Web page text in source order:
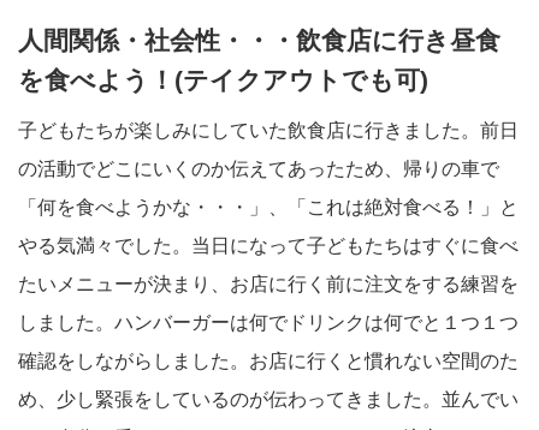
人間関係・社会性・・・飲食店に行き昼食
を食べよう！(テイクアウトでも可)
子どもたちが楽しみにしていた飲食店に行きました。前日
の活動でどこにいくのか伝えてあったため、帰りの車で
「何を食べようかな・・・」、「これは絶対食べる！」と
やる気満々でした。当日になって子どもたちはすぐに食べ
たいメニューが決まり、お店に行く前に注文をする練習を
しました。ハンバーガーは何でドリンクは何でと１つ１つ
確認をしながらしました。お店に行くと慣れない空間のた
め、少し緊張をしているのが伝わってきました。並んでい